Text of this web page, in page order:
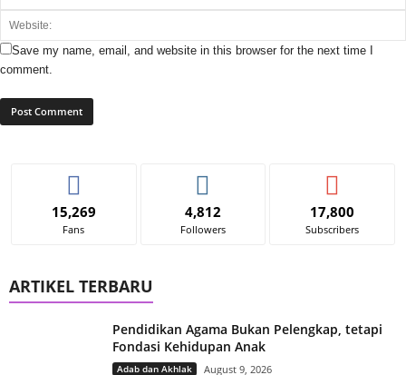
Save my name, email, and website in this browser for the next time I
comment.
15,269
Fans
4,812
Followers
17,800
Subscribers
ARTIKEL TERBARU
Pendidikan Agama Bukan Pelengkap, tetapi
Fondasi Kehidupan Anak
Adab dan Akhlak August 9, 2026